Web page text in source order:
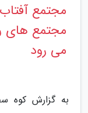
مجتمع
مجتمع های
می رود
به گزارش کوه